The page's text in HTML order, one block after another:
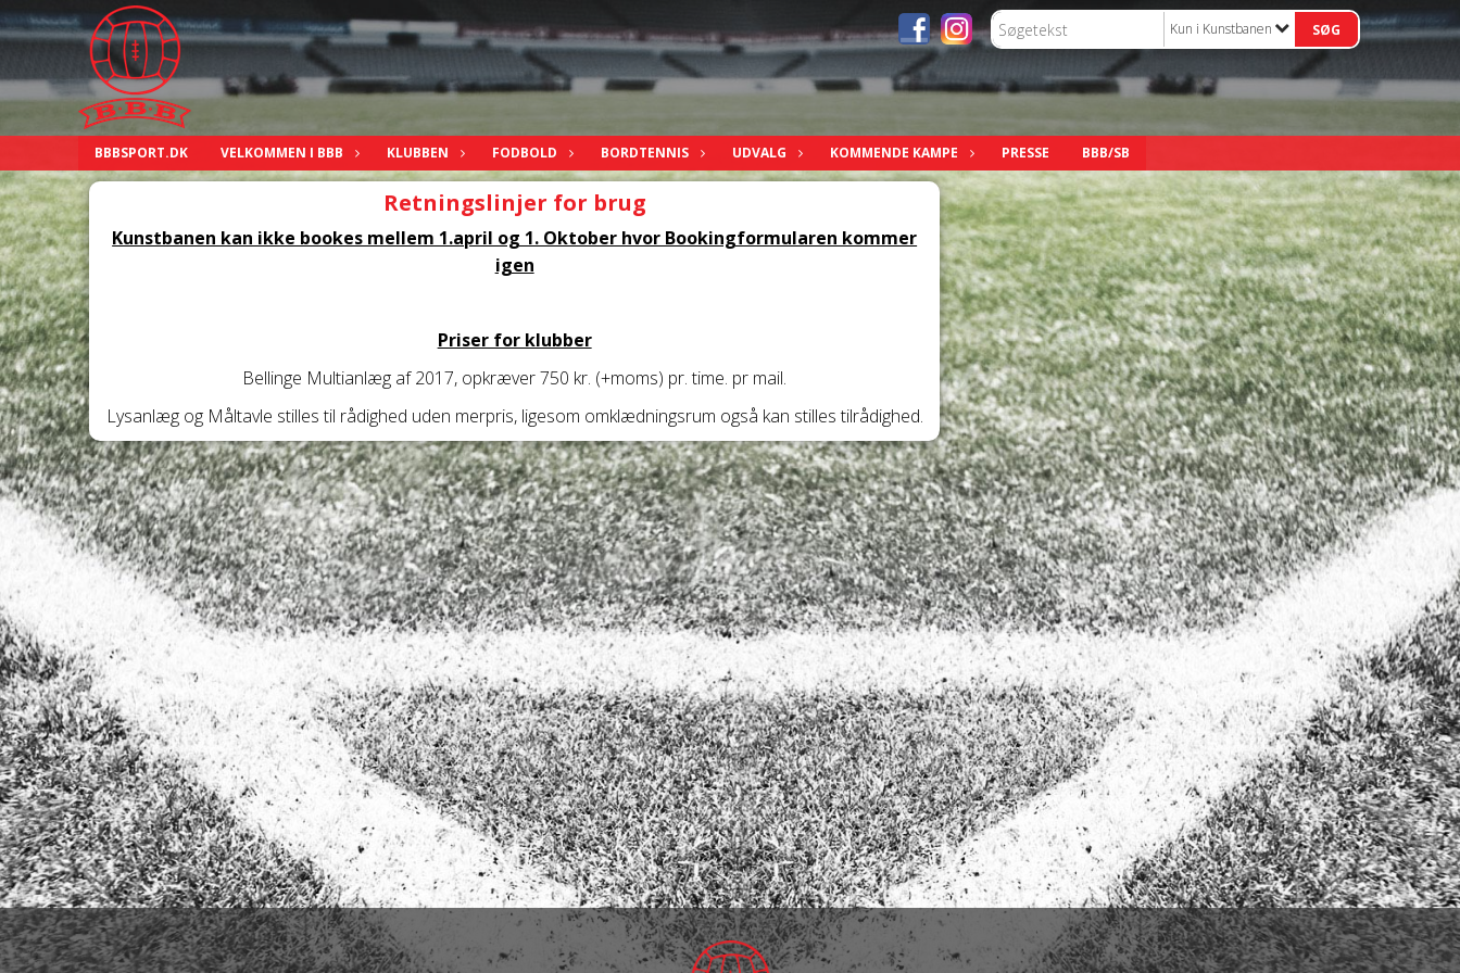
Kun i Kunstbanen
BBBSPORT.DK VELKOMMEN I BBB KLUBBEN FODBOLD BORDTENNIS UDVALG KOMMENDE KAMPE PRESSE BBB/SB
Retningslinjer for brug
Kunstbanen kan ikke bookes mellem 1.april og 1. Oktober hvor Bookingformularen kommer
igen
Priser for klubber
Bellinge Multianlæg af 2017, opkræver 750 kr. (+moms) pr. time. pr mail.
Lysanlæg og Måltavle stilles til rådighed uden merpris, ligesom omklædningsrum også kan stilles tilrådighed.